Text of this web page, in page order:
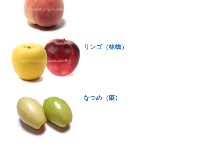
リンゴ（林檎）
なつめ（棗）